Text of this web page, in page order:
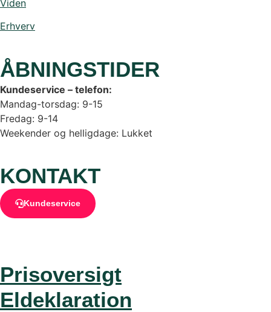
Viden
Erhverv
ÅBNINGSTIDER
Kundeservice – telefon:
Mandag-torsdag: 9-15
Fredag: 9-14
Weekender og helligdage: Lukket
KONTAKT
Kundeservice
Prisoversigt
Eldeklaration